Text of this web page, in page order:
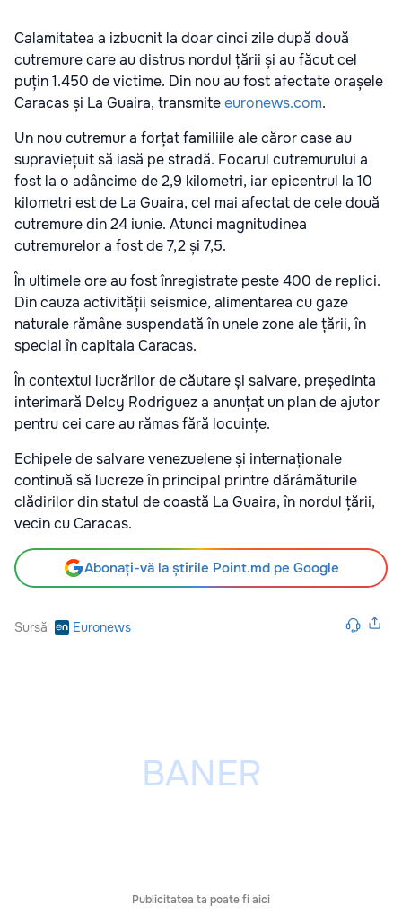
Calamitatea a izbucnit la doar cinci zile după două
cutremure care au distrus nordul țării și au făcut cel
puțin 1.450 de victime. Din nou au fost afectate orașele
Caracas și La Guaira, transmiteeuronews.com.
Un nou cutremur a forțat familiile ale căror case au
supraviețuit să iasă pe stradă. Focarul cutremurului a
fost la o adâncime de 2,9 kilometri, iar epicentrul la 10
kilometri est de La Guaira, cel mai afectat de cele două
cutremure din 24 iunie. Atunci magnitudinea
cutremurelor a fost de 7,2 și 7,5.
În ultimele ore au fost înregistrate peste 400 de replici.
Din cauza activității seismice, alimentarea cu gaze
naturale rămâne suspendată în unele zone ale țării, în
special în capitala Caracas.
În contextul lucrărilor de căutare și salvare, președinta
interimară Delcy Rodriguez a anunțat un plan de ajutor
pentru cei care au rămas fără locuințe.
Echipele de salvare venezuelene și internaționale
continuă să lucreze în principal printre dărâmăturile
clădirilor din statul de coastă La Guaira, în nordul țării,
vecin cu Caracas.
Abonați-vă la știrile Point.md pe Google
Sursă Euronews
Publicitatea ta poate fi aici